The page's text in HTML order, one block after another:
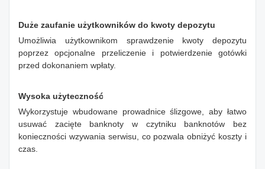
Duże zaufanie użytkowników do kwoty depozytu
Umożliwia użytkownikom sprawdzenie kwoty depozytu
poprzez opcjonalne przeliczenie i potwierdzenie gotówki
przed dokonaniem wpłaty.
Wysoka użyteczność
Wykorzystuje wbudowane prowadnice ślizgowe, aby łatwo
usuwać zacięte banknoty w czytniku banknotów bez
konieczności wzywania serwisu, co pozwala obniżyć koszty i
czas.